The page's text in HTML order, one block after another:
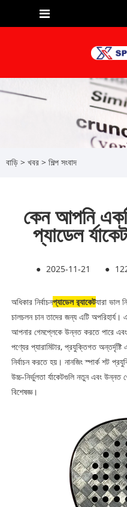
বাড়ি > খবর > শিল্প সংবাদ
কেন আপনি
প্যাডেল
● 2025-11-21 ●
অধিকার নির্বাচনপ্যাডেল র‌্যাকেটযারা ভাল
চালচলন চান তাদের জন্য এটি অপরিহার্য।
আপনার গেমপ্লেকে উন্নত করতে পারে এবং
পণ্যের প্যারামিটার, প্রযুক্তিগত অন্তর্দৃষ্টি
নির্বাচন করতে হয়। নানজিং স্পার্ক শট
উচ্চ-নির্ভুলতা র্যাকেটগুলি নতুন এবং
বিশেষজ্ঞ।